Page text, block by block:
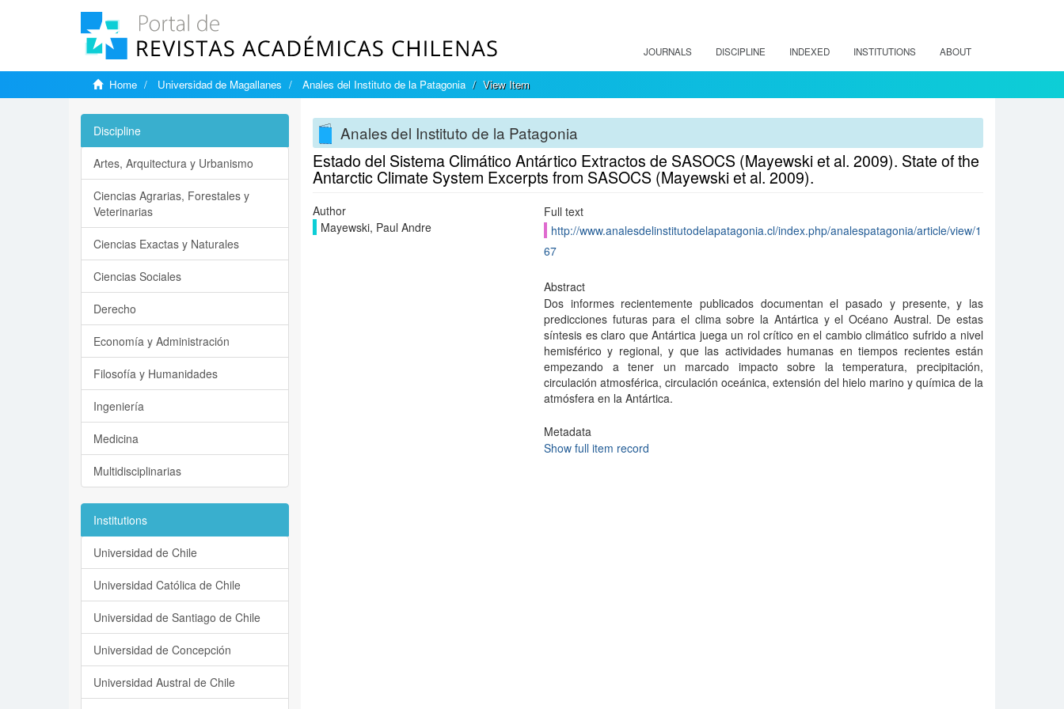
JOURNALS DISCIPLINE INDEXED INSTITUTIONS ABOUT
Home Universidad de Magallanes Anales del Instituto de la Patagonia View Item
Anales del Instituto de la Patagonia
Estado del Sistema Climático Antártico Extractos de SASOCS (Mayewski et al. 2009). State of the
Antarctic Climate System Excerpts from SASOCS (Mayewski et al. 2009).
Author
Mayewski, Paul Andre
Full text
http://www.analesdelinstitutodelapatagonia.cl/index.php/analespatagonia/article/view/1
67
Abstract
Dos informes recientemente publicados documentan el pasado y presente, y las
predicciones futuras para el clima sobre la Antártica y el Océano Austral. De estas
síntesis es claro que Antártica juega un rol crítico en el cambio climático sufrido a nivel
hemisférico y regional, y que las actividades humanas en tiempos recientes están
empezando a tener un marcado impacto sobre la temperatura, precipitación,
circulación atmosférica, circulación oceánica, extensión del hielo marino y química de la
atmósfera en la Antártica.
Metadata
Show full item record
Discipline
Artes, Arquitectura y Urbanismo
Ciencias Agrarias, Forestales y
Veterinarias
Ciencias Exactas y Naturales
Ciencias Sociales
Derecho
Economía y Administración
Filosofía y Humanidades
Ingeniería
Medicina
Multidisciplinarias
Institutions
Universidad de Chile
Universidad Católica de Chile
Universidad de Santiago de Chile
Universidad de Concepción
Universidad Austral de Chile